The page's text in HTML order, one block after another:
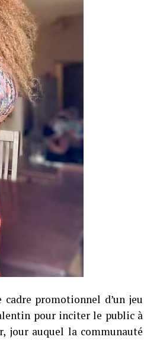
promotionnel d’un jeu
pour inciter le public à
jour auquel la communauté